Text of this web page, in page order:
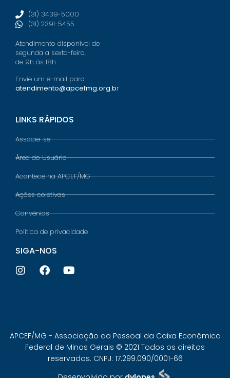
(31) 3439-5000
(31) 2391-5455
Atendimento disponível de
segunda a sexta-feira,
de 9h às 18h.
Envie um e-mail para:
atendimento@apcefmg.org.br
LINKS RÁPIDOS
Associe-se
Área do Usuário
Acontece na APCEF/MG
Ações coletivas
Convênios
Política de privacidade
SIGA-NOS
APCEF/MG - Associação do Pessoal da Caixa Econômica
Federal de Minas Gerais © 2021 Todos os direitos
reservados. CNPJ: 17.299.090/0001-66